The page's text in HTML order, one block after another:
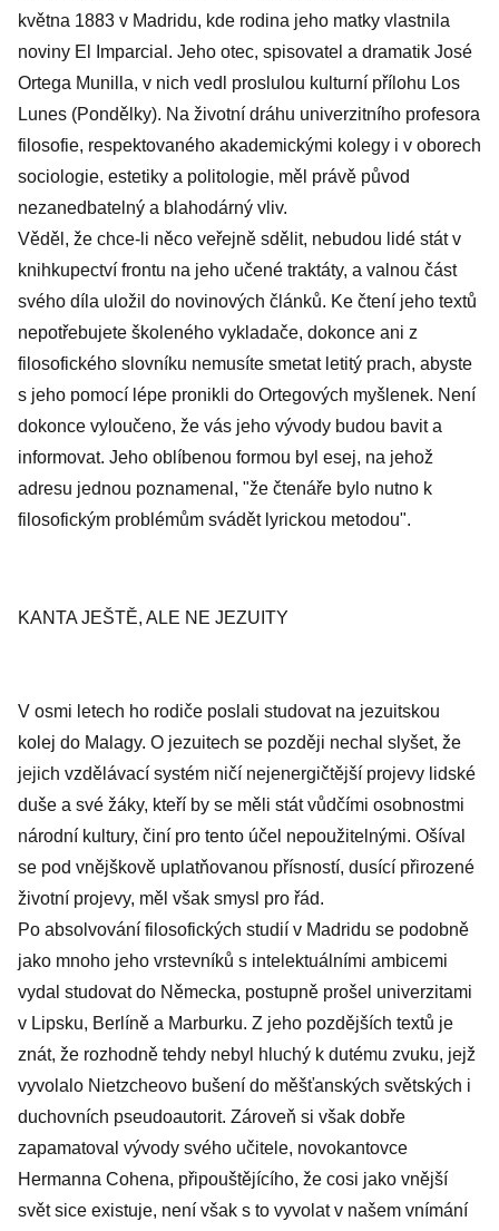
května 1883 v Madridu, kde rodina jeho matky vlastnila
noviny El Imparcial. Jeho otec, spisovatel a dramatik José
Ortega Munilla, v nich vedl proslulou kulturní přílohu Los
Lunes (Pondělky). Na životní dráhu univerzitního profesora
filosofie, respektovaného akademickými kolegy i v oborech
sociologie, estetiky a politologie, měl právě původ
nezanedbatelný a blahodárný vliv.
Věděl, že chce-li něco veřejně sdělit, nebudou lidé stát v
knihkupectví frontu na jeho učené traktáty, a valnou část
svého díla uložil do novinových článků. Ke čtení jeho textů
nepotřebujete školeného vykladače, dokonce ani z
filosofického slovníku nemusíte smetat letitý prach, abyste
s jeho pomocí lépe pronikli do Ortegových myšlenek. Není
dokonce vyloučeno, že vás jeho vývody budou bavit a
informovat. Jeho oblíbenou formou byl esej, na jehož
adresu jednou poznamenal, "že čtenáře bylo nutno k
filosofickým problémům svádět lyrickou metodou".
KANTA JEŠTĚ, ALE NE JEZUITY
V osmi letech ho rodiče poslali studovat na jezuitskou
kolej do Malagy. O jezuitech se později nechal slyšet, že
jejich vzdělávací systém ničí nejenergičtější projevy lidské
duše a své žáky, kteří by se měli stát vůdčími osobnostmi
národní kultury, činí pro tento účel nepoužitelnými. Ošíval
se pod vnějškově uplatňovanou přísností, dusící přirozené
životní projevy, měl však smysl pro řád.
Po absolvování filosofických studií v Madridu se podobně
jako mnoho jeho vrstevníků s intelektuálními ambicemi
vydal studovat do Německa, postupně prošel univerzitami
v Lipsku, Berlíně a Marburku. Z jeho pozdějších textů je
znát, že rozhodně tehdy nebyl hluchý k dutému zvuku, jejž
vyvolalo Nietzcheovo bušení do měšťanských světských i
duchovních pseudoautorit. Zároveň si však dobře
zapamatoval vývody svého učitele, novokantovce
Hermanna Cohena, připouštějícího, že cosi jako vnější
svět sice existuje, není však s to vyvolat v našem vnímání